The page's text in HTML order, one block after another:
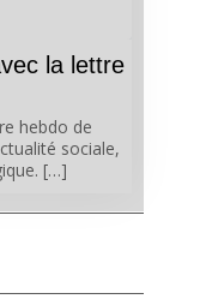
la lettre
hebdo de
sociale,
[…]